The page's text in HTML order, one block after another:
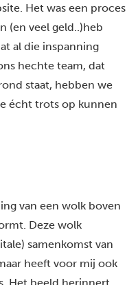
Het was een proces
(en veel geld..)heb
al die inspanning
hechte team, dat
staat, hebben we
écht trots op kunnen
van een wolk boven
Deze wolk
samenkomst van
heeft voor mij ook